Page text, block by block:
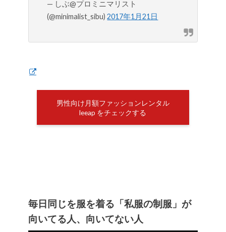
— しぶ@プロミニマリスト
(@minimalist_sibu)2017年1月21日
男性向け月額ファッションレンタル
leeap をチェックする
毎日同じを服を着る「私服の制服」が
向いてる人、向いてない人